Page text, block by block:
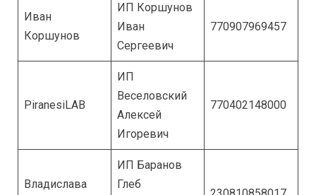
Иван
Коршунов
ИП Коршунов
Иван
Сергеевич
770907969457
PiranesiLAB
ИП
Веселовский
Алексей
Игоревич
770402148000
Владислава
ИП Баранов
Глеб